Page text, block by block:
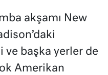
akşamı New
başka yerler de
Amerikan